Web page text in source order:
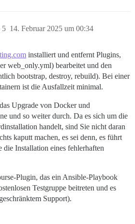
14. Februar 2025 um 00:34
5
installiert und entfernt Plugins,
web_only.yml) bearbeitet und den
bootstrap, destroy, rebuild). Bei einer
ist die Ausfallzeit minimal.
Upgrade von Docker und
und so weiter durch. Da es sich um die
handelt, sind Sie nicht daran
kaputt machen, es sei denn, es führt
die Installation eines fehlerhaften
Plugin, das ein Ansible-Playbook
Testgruppe beitreten und es
Support).